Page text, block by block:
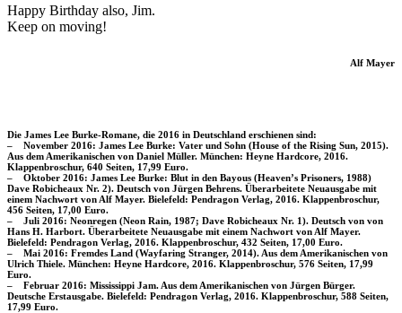
Happy Birthday also, Jim.
Keep on moving!
Alf Mayer
Die James Lee Burke-Romane, die 2016 in Deutschland erschienen sind:
– November 2016: James Lee Burke: Vater und Sohn (House of the Rising Sun, 2015).
Aus dem Amerikanischen von Daniel Müller. München: Heyne Hardcore, 2016.
Klappenbroschur, 640 Seiten, 17,99 Euro.
– Oktober 2016: James Lee Burke: Blut in den Bayous (Heaven’s Prisoners, 1988)
Dave Robicheaux Nr. 2). Deutsch von Jürgen Behrens. Überarbeitete Neuausgabe mit
einem Nachwort von Alf Mayer. Bielefeld: Pendragon Verlag, 2016. Klappenbroschur,
456 Seiten, 17,00 Euro.
– Juli 2016: Neonregen (Neon Rain, 1987; Dave Robicheaux Nr. 1). Deutsch von von
Hans H. Harbort. Überarbeitete Neuausgabe mit einem Nachwort von Alf Mayer.
Bielefeld: Pendragon Verlag, 2016. Klappenbroschur, 432 Seiten, 17,00 Euro.
– Mai 2016: Fremdes Land (Wayfaring Stranger, 2014). Aus dem Amerikanischen von
Ulrich Thiele. München: Heyne Hardcore, 2016. Klappenbroschur, 576 Seiten, 17,99
Euro.
– Februar 2016: Mississippi Jam. Aus dem Amerikanischen von Jürgen Bürger.
Deutsche Erstausgabe. Bielefeld: Pendragon Verlag, 2016. Klappenbroschur, 588 Seiten,
17,99 Euro.